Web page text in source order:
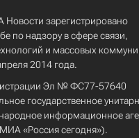
Новости зарегистрировано
по надзору в сфере связи,
и массовых
2014 года.
Эл № ФС77-57640
государственное
информационное
«Россия сегодня»).